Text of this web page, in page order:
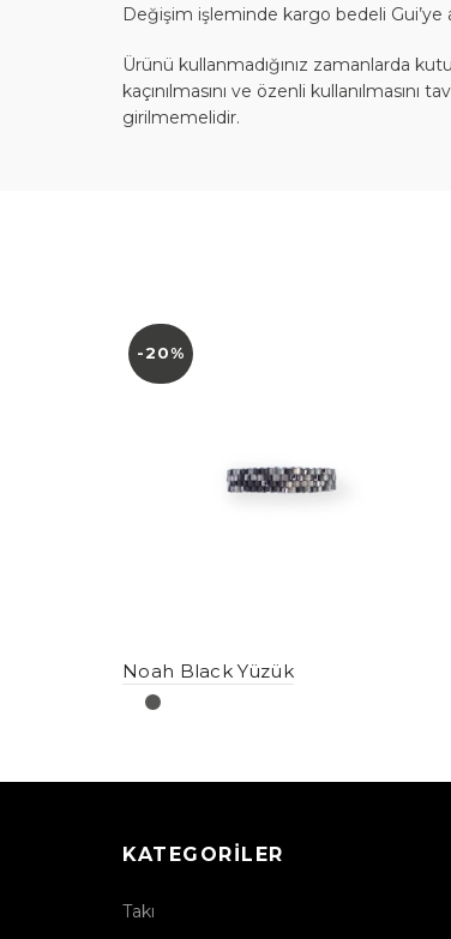
Değişim işleminde kargo bedeli
Ürünü kullanmadığınız zamanlarda
kaçınılmasını ve özenli
girilmemelidir.
-20%
Noah Black Yüzük
KATEGORILER
Takı